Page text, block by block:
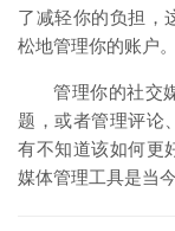
了减轻你的负担，
松地管理你的账户。
管理你的社交
题，或者管理评论
有不知道该如何更
媒体管理工具是当